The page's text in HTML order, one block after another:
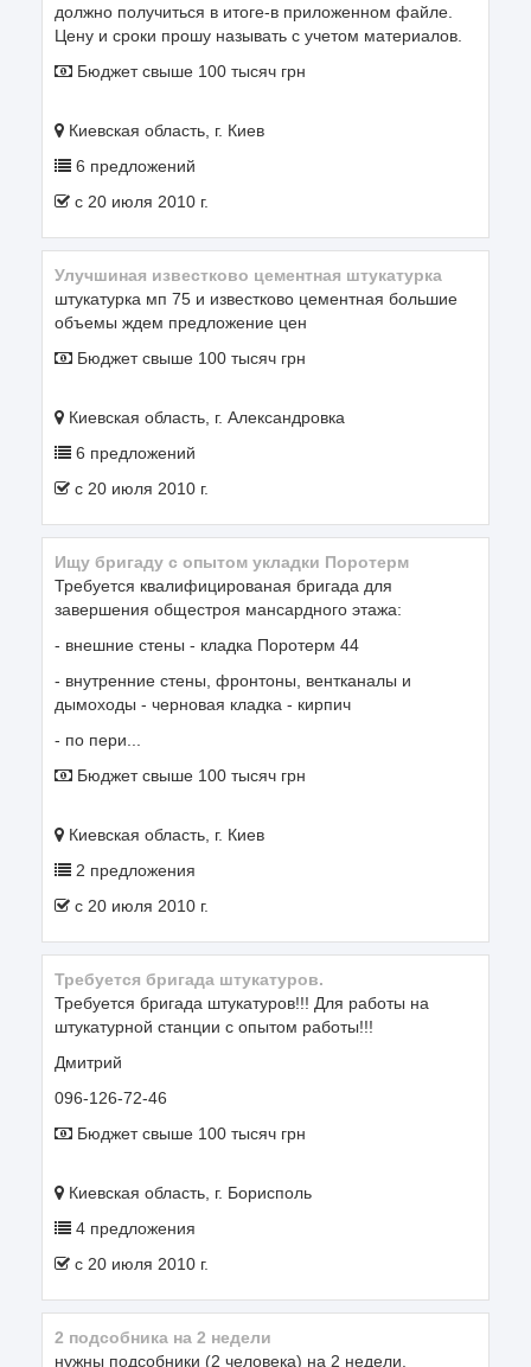
должно получиться в итоге-в приложенном файле.
Цену и сроки прошу называть с учетом материалов.
Бюджет свыше 100 тысяч грн
Киевская область, г. Киев
6 предложений
c 20 июля 2010 г.
улучшиная известково цементная штукатурка
штукатурка мп 75 и известково цементная большие
объемы ждем предложение цен
Бюджет свыше 100 тысяч грн
Киевская область, г. Александровка
6 предложений
c 20 июля 2010 г.
Ищу бригаду с опытом укладки Поротерм
Требуется квалифицированая бригада для
завершения общестроя мансардного этажа:
- внешние стены - кладка Поротерм 44
- внутренние стены, фронтоны, вентканалы и
дымоходы - черновая кладка - кирпич
- по пери...
Бюджет свыше 100 тысяч грн
Киевская область, г. Киев
2 предложения
c 20 июля 2010 г.
Требуется бригада штукатуров.
Требуется бригада штукатуров!!! Для работы на
штукатурной станции с опытом работы!!!
Дмитрий
096-126-72-46
Бюджет свыше 100 тысяч грн
Киевская область, г. Борисполь
4 предложения
c 20 июля 2010 г.
2 подсобника на 2 недели
нужны подсобники (2 человека) на 2 недели.